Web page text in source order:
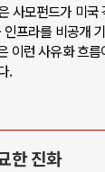
사모펀드가 미국
프라를 비공개
이런 사유화 흐
.
한 진화